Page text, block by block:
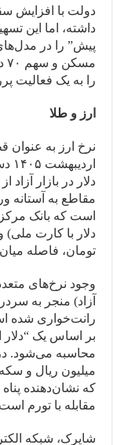
دولت با افزایش
پیش” را در
را به یک فعالیت
ارز و طلا
نرخ ارز به عنوان
مقاطع به آستانه
تومان، فاصله
وجود نرخ‌های
آزاد) منجر به
رانت‌خواری شده
بر اساس یک “دلار
که نشان‌دهنده
مقابله با تورم
شاپرک، شبکه